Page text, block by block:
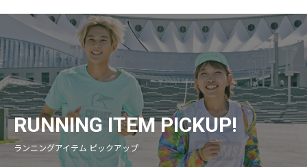
RUNNING ITEM PICKUP!
ランニングアイテム ピックアップ